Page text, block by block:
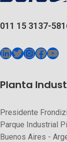
011 15 3137-
Planta
Presidente
Parque Industrial
Buenos Aires -